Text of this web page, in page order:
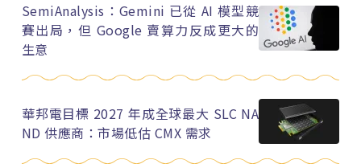
SemiAnalysis：Gemini 已從 AI 模型競
賽出局，但 Google 賣算力反成更大的
生意
華邦電目標 2027 年成全球最大 SLC NA
ND 供應商：市場低估 CMX 需求